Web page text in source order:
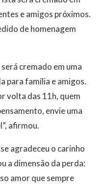
e amigos próximos.
de homenagem
cremado em uma
para família e amigos.
volta das 11h, quem
envie uma
afirmou.
agradeceu o carinho
a dimensão da perda:
amor que sempre